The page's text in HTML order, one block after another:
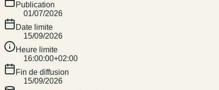
Publication
01/07/2026
Date limite
15/09/2026
Heure limite
16:00:00+02:00
Fin de diffusion
15/09/2026